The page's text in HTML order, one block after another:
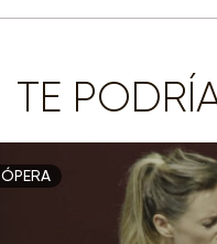
TE
ÓPERA